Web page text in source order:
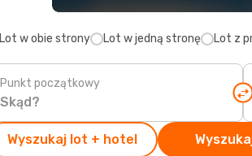
Lot w obie strony Lot w jedną stronę Lot z
Punkt początkowy
Wyszukaj lot + hotel